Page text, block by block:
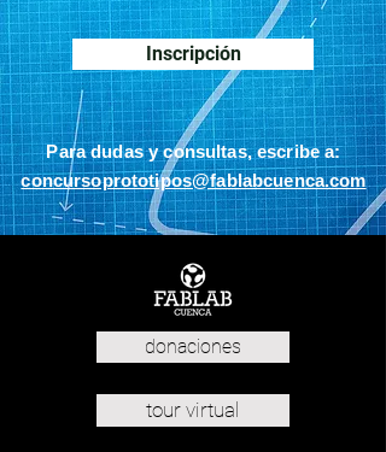
Inscripción
Para dudas y consultas, escribe a:
concursoprototipos@fablabcuenca.com
donaciones
tour virtual